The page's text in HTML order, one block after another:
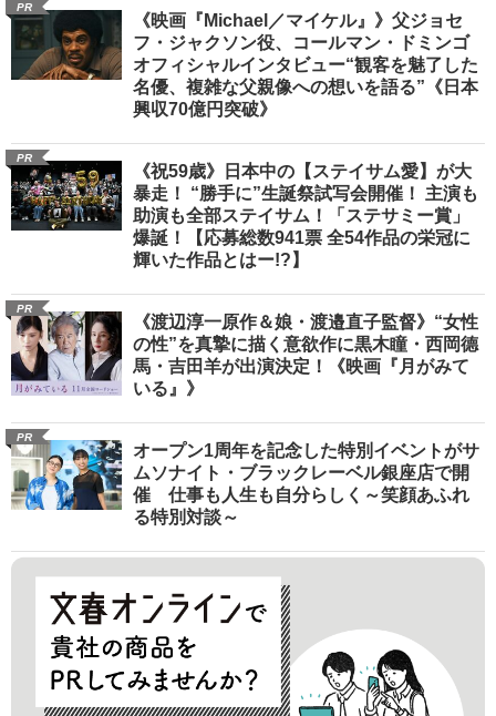
PR
《映画『Michael／マイケル』》父ジョセ
フ・ジャクソン役、コールマン・ドミンゴ
オフィシャルインタビュー“観客を魅了した
名優、複雑な父親像への想いを語る”《日本
興収70億円突破》
PR
《祝59歳》日本中の【ステイサム愛】が大
暴走！ “勝手に”生誕祭試写会開催！ 主演も
助演も全部ステイサム！「ステサミー賞」
爆誕！【応募総数941票 全54作品の栄冠に
輝いた作品とはー!?】
PR
《渡辺淳一原作＆娘・渡邉直子監督》“女性
の性”を真摯に描く意欲作に黒木瞳・西岡德
馬・吉田羊が出演決定！《映画『月がみて
いる』》
PR
オープン1周年を記念した特別イベントがサ
ムソナイト・ブラックレーベル銀座店で開
催 仕事も人生も自分らしく～笑顔あふれ
る特別対談～